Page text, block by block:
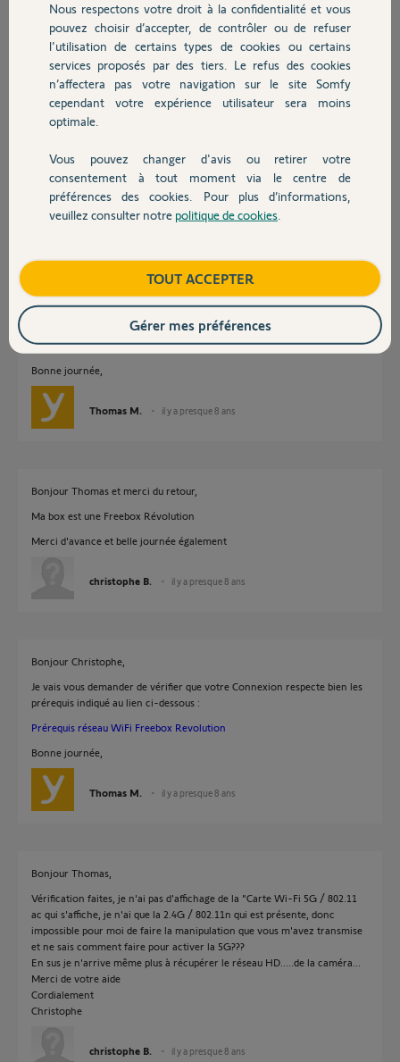
Chauffage
Autres produits
Devis avec un pro
Contact
sans savoir comment, mais là je bute totalement...
Merci de votre aide
Cordialement
Christophe
il y a presque 8 ans
Participer au fil de discussion
Réponses
Quel est le modèle de votre box ADSL ?
Bonne journée,
Thomas M. il y a presque 8 ans
Bonjour Thomas et merci du retour,
Ma box est une Freebox Révolution
Merci d'avance et belle journée également
christophe B. il y a presque 8 ans
Bonjour Christophe,
Je vais vous demander de vérifier que votre Connexion respecte bien les
prérequis indiqué au lien ci-dessous :
Prérequis réseau WiFi Freebox Revolution
Bonne journée,
Thomas M. il y a presque 8 ans
Bonjour Thomas,
Vérification faites, je n'ai pas d'affichage de la "Carte Wi-Fi 5G / 802.11
ac qui s'affiche, je n'ai que la 2.4G / 802.11n qui est présente, donc
impossible pour moi de faire la manipulation que vous m'avez transmise
et ne sais comment faire pour activer la 5G???
En sus je n'arrive même plus à récupérer le réseau HD.....de la caméra...
Merci de votre aide
Cordialement
Christophe
christophe B. il y a presque 8 ans
Nous respectons votre droit à la confidentialité et vous
pouvez choisir d’accepter, de contrôler ou de refuser
l'utilisation de certains types de cookies ou certains
services proposés par des tiers. Le refus des cookies
n’affectera pas votre navigation sur le site Somfy
cependant votre expérience utilisateur sera moins
optimale.
Vous pouvez changer d'avis ou retirer votre
consentement à tout moment via le centre de
préférences des cookies. Pour plus d’informations,
veuillez consulter notre politique de cookies
TOUT ACCEPTER
Gérer mes préférences